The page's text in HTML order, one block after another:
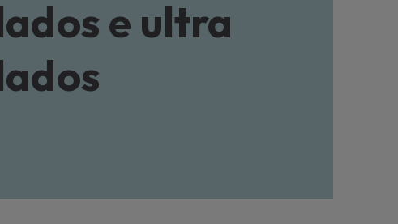
uma extensão de serviço para o seu aparelho.
Saiba mais
e ultra